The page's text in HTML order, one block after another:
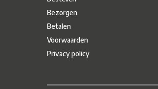
Bezorgen
Betalen
Voorwaarden
Privacy policy